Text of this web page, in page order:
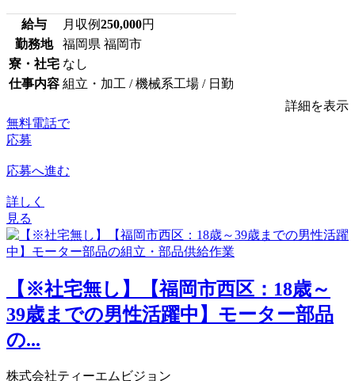
給与 月収例250,000円
勤務地
福岡県 福岡市
寮・社宅 なし
仕事内容 組立・加工 / 機械系工場 / 日勤
詳細を表示
無料電話で
応募
応募へ進む
詳しく
見る
【※社宅無し】【福岡市西区：18歳～
39歳までの男性活躍中】モーター部品
の...
株式会社ティーエムビジョン